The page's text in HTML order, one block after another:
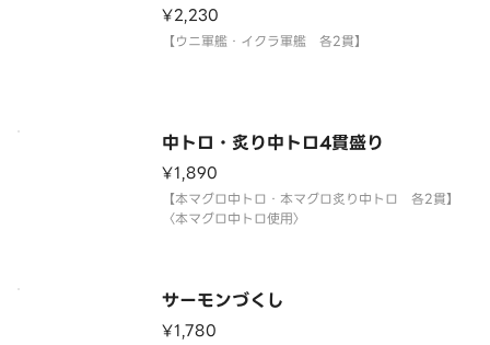
¥2,230
【ウニ軍艦・イクラ軍艦 各2貫】
中トロ・炙り中トロ4貫盛り
¥1,890
【本マグロ中トロ・本マグロ炙り中トロ 各2貫】
〈本マグロ中トロ使用〉
サーモンづくし
¥1,780